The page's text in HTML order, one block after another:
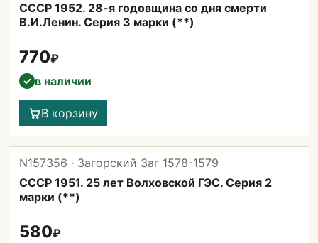
СССР 1952. 28-я годовщина со дня смерти
В.И.Ленин. Серия 3 марки (**)
770₽
✓ в наличии
В корзину
N157356 · Загорский Заг 1578-1579
СССР 1951. 25 лет Волховской ГЭС. Серия 2
марки (**)
580₽